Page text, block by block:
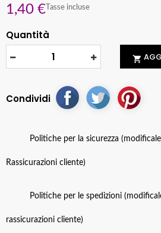
1,40 € Tasse incluse
Quantità

Condividi
Politiche per la sicurezza
Rassicurazioni cliente)
Politiche per le spedizioni
rassicurazioni cliente)